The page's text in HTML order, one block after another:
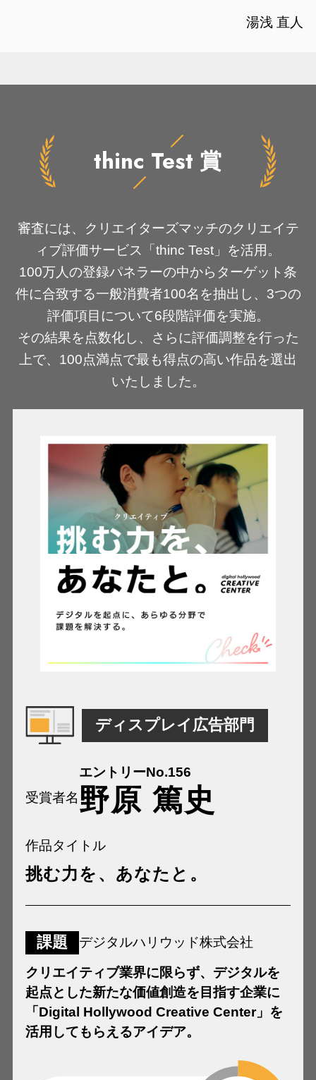
湯浅 直人
thinc Test 賞
審査には、クリエイターズマッチのクリエイテ
ィブ評価サービス「thinc Test」を活用。
100万人の登録パネラーの中からターゲット条
件に合致する一般消費者100名を抽出し、3つの
評価項目について6段階評価を実施。
その結果を点数化し、さらに評価調整を行った
上で、100点満点で最も得点の高い作品を選出
いたしました。
ディスプレイ広告部門
受賞者名
エントリーNo.156
野原 篤史
作品タイトル
挑む力を、あなたと。
課題 デジタルハリウッド株式会社
クリエイティブ業界に限らず、デジタルを
起点とした新たな価値創造を目指す企業に
「Digital Hollywood Creative Center」を
活用してもらえるアイデア。